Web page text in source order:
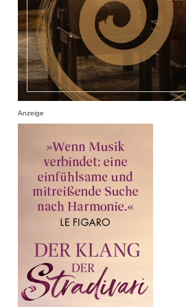
Anzeige